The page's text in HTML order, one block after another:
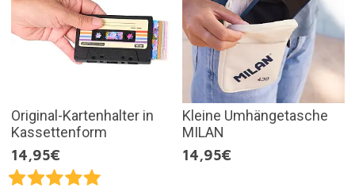
Original-Kartenhalter in
Kassettenform
14,95€
Kleine Umhängetasche
MILAN
14,95€